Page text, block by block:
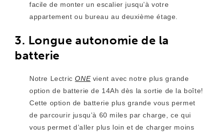
facile de monter un escalier jusqu’à votre
appartement ou bureau au deuxième étage.
3. Longue autonomie de la
batterie
Notre LectricONEvient avec notre plus grande
option de batterie de 14Ah dès la sortie de la boîte!
Cette option de batterie plus grande vous permet
de parcourir jusqu’à 60 miles par charge, ce qui
vous permet d’aller plus loin et de charger moins